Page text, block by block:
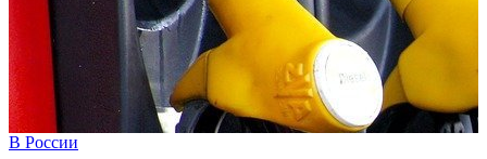
В России